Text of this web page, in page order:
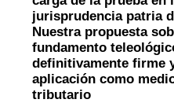
jurisprudencia patria
Nuestra propuesta
fundamento
definitivamente firme
aplicación como
tributario